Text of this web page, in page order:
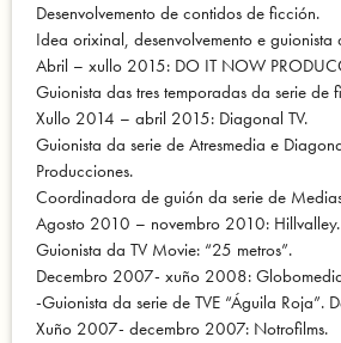
Desenvolvemento de contidos de ficción.
Idea orixinal, desenvolvemento e
Abril – xullo 2015: DO IT NOW
Guionista das tres temporadas da serie
Xullo 2014 – abril 2015: Diagonal TV.
Guionista da serie de Atresmedia e
Producciones.
Coordinadora de guión da serie de
Agosto 2010 – novembro 2010: Hillvalley.
Guionista da TV Movie: “25 metros”.
Decembro 2007- xuño 2008:
-Guionista da serie de TVE “Águila Roja”.
Xuño 2007- decembro 2007: Notrofilms.